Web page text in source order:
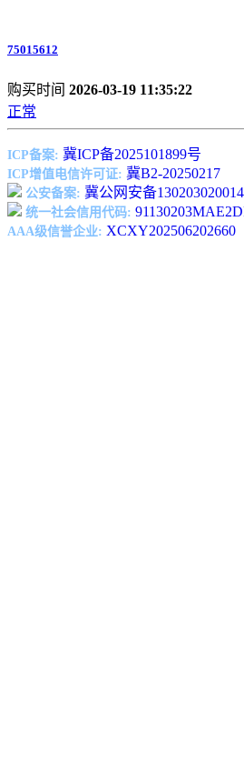
75015612
购买时间 2026-03-19 11:35:22
正常
ICP备案: 冀ICP备2025101899号
ICP增值电信许可证: 冀B2-20250217
公安备案: 冀公网安备
统一社会信用代码:
AAA级信誉企业: XCXY202506202660